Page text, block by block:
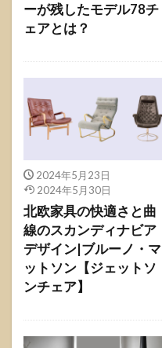
ーが残したモデル78チ
ェアとは？
2024年5月23日
2024年5月30日
北欧家具の快適さと曲
線のスカンディナビア
デザイン|ブルーノ・マ
ットソン【ジェットソ
ンチェア】